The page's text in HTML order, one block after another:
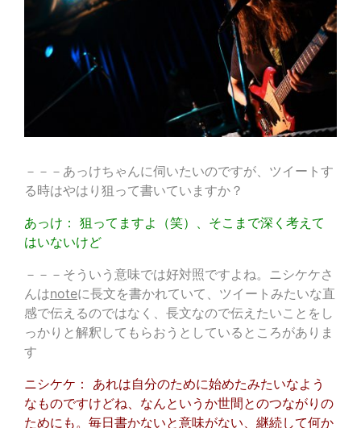
－－－あっけちゃんに伺いたいのですが、ツイートす
る時はやはり狙って書いていますか？
あっけ： 狙ってますよ（笑）、そこまで深く考えて
はいないけど
－－－そういう意味では好対照ですよね。ニシケケさ
んはnoteに長文を書かれていて、ツイートみたいな直
感で伝えるのではなく、長文なので伝えたいことをし
っかりと解釈してもらおうとしているところがありま
す
ニシケケ： あれは自分のために始めたみたいなよう
なものですけどね、なんというか世間とのつながりの
ためにも。毎日書かないと意味がない、継続して何か